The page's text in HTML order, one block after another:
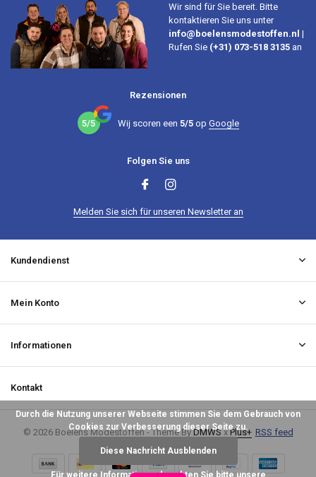
Wir sind für Sie bereit. Bitte
kontaktieren Sie uns unter
info@boelensmodestoffen.nl |
Rufen Sie (+31) 073-518 3135 an
Rezensionen
5/5 Wij scoren een 5/5op Google
Folgen Sie uns
Melden Sie sich für unseren Newsletter an
Kundendienst
Mein Konto
Informationen
Kontakt
© 2026 Boelens Modestoffen - Theme ByDMWSxPlus+ RSS feed
Durch die Nutzung unserer Webseite stimmen Sie dem Gebrauch von
Cookies zur Verbesserung dieser Seite zu.
Diese Nachricht Ausblenden
Für weitere Informationen beachten Sie bitte unsere